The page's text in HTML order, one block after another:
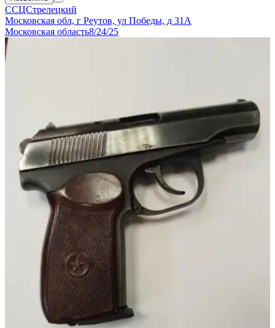
ССЦСтрелецкий
Московская обл, г Реутов, ул Победы, д 31А
Московская область8/24/25